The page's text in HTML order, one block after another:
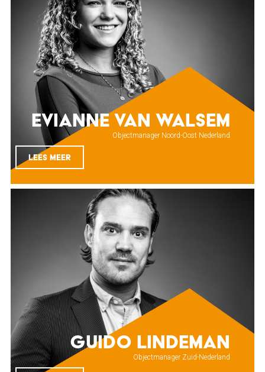
Evianne van Walsem
Objectmanager Noord-Oost Nederland
LEES MEER
Guido Lindeman
Objectmanager Zuid-Nederland